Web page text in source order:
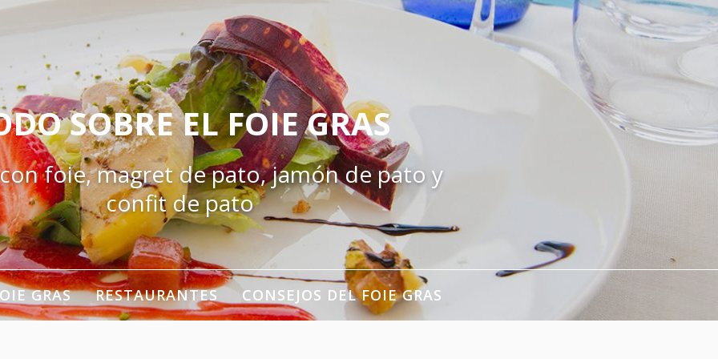
SOBRE EL FOIE GRAS
foie, magret de pato, jamón de pato y
confit de pato
GRAS RESTAURANTES CONSEJOS DEL FOIE GRAS